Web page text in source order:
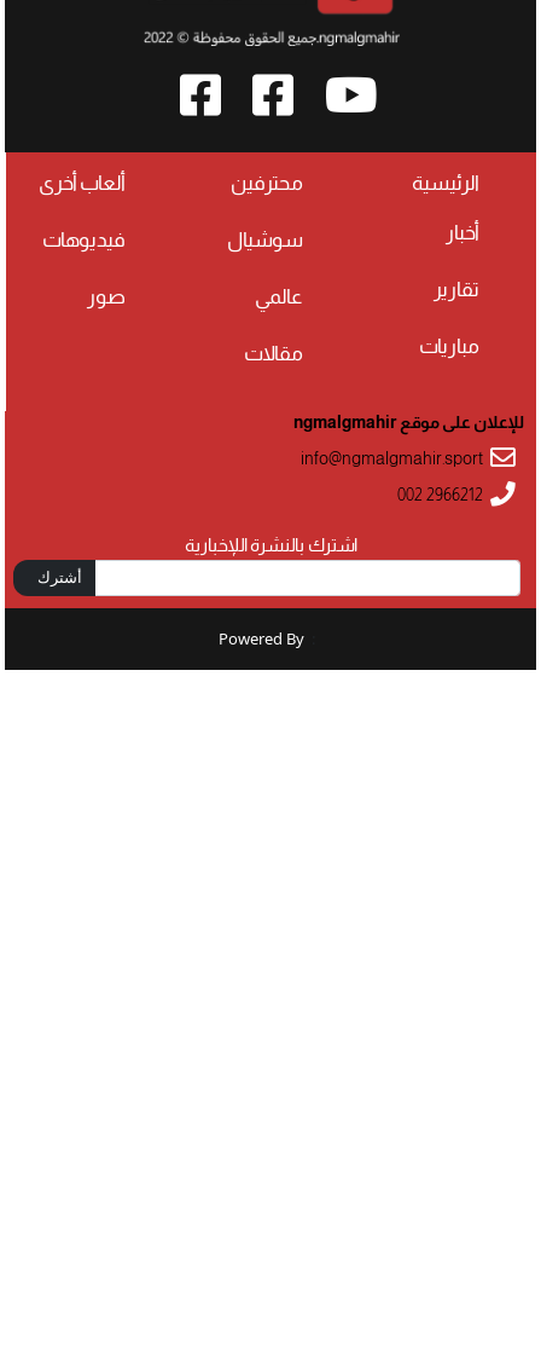
الرئيسية
أخبار
تقارير
مباريات
محترفين
سوشيال
عالمي
مقالات
ألعاب أخرى
فيديوهات
صور
اشترك بالنشرة اللإخبارية
أشترك
للإعلان على موقع ngmalgmahir
info@ngmalgmahir.sport
002 2966212
Powered By